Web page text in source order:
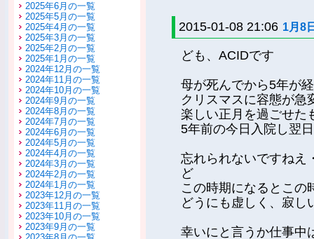
2025年6月の一覧
2025年5月の一覧
2025年4月の一覧
2025年3月の一覧
2025年2月の一覧
2025年1月の一覧
2024年12月の一覧
2024年11月の一覧
2024年10月の一覧
2024年9月の一覧
2024年8月の一覧
2024年7月の一覧
2024年6月の一覧
2024年5月の一覧
2024年4月の一覧
2024年3月の一覧
2024年2月の一覧
2024年1月の一覧
2023年12月の一覧
2023年11月の一覧
2023年10月の一覧
2023年9月の一覧
2015-01-08 21:06 1月8
ども、ACIDです
母が死んでから5年が
クリスマスに容態が急
楽しい正月を過ごせた
5年前の今日入院し翌
忘れられないですねえ
ど
この時期になるとこの
どうにも虚しく、寂し
幸いにと言うか仕事中